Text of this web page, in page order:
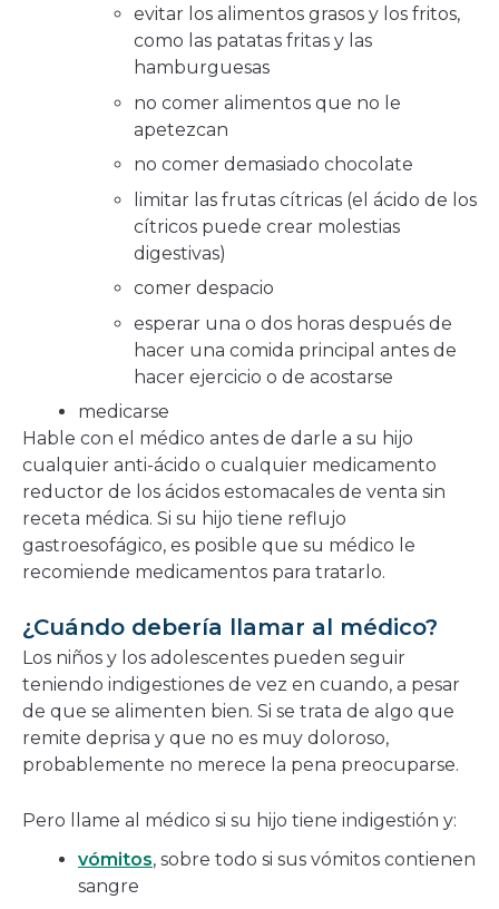
evitar los alimentos grasos y los fritos,
como las patatas fritas y las
hamburguesas
no comer alimentos que no le
apetezcan
no comer demasiado chocolate
limitar las frutas cítricas (el ácido de los
cítricos puede crear molestias
digestivas)
comer despacio
esperar una o dos horas después de
hacer una comida principal antes de
hacer ejercicio o de acostarse
medicarse
Hable con el médico antes de darle a su hijo
cualquier anti-ácido o cualquier medicamento
reductor de los ácidos estomacales de venta sin
receta médica. Si su hijo tiene reflujo
gastroesofágico, es posible que su médico le
recomiende medicamentos para tratarlo.
¿Cuándo debería llamar al médico?
Los niños y los adolescentes pueden seguir
teniendo indigestiones de vez en cuando, a pesar
de que se alimenten bien. Si se trata de algo que
remite deprisa y que no es muy doloroso,
probablemente no merece la pena preocuparse.
Pero llame al médico si su hijo tiene indigestión y:
vómitos, sobre todo si sus vómitos contienen
sangre